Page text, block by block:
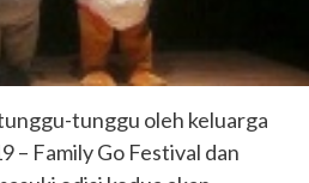
tunggu oleh keluarga
– Family Go Festival dan